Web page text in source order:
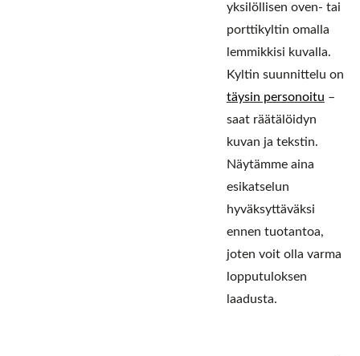
yksilöllisen oven- tai
porttikyltin omalla
lemmikkisi kuvalla.
Kyltin suunnittelu on
täysin personoitu –
saat räätälöidyn
kuvan ja tekstin.
Näytämme aina
esikatselun
hyväksyttäväksi
ennen tuotantoa,
joten voit olla varma
lopputuloksen
laadusta.